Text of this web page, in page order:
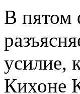
В пятом
усилие,
Кихоне